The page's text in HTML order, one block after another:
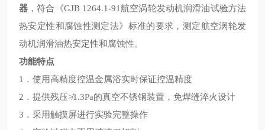
器 ，符合《GJB 1264.1-91航空涡轮发动机润滑油试验方法
热安定性和腐蚀性测定法》标准的要求，测定航空涡轮发
动机润滑油热安定性和腐蚀性。
功能特点
1．使用高精度控温金属浴实时保证控温精度
2．提供残压≯1.3Pa的真空不锈钢装置，免焊缝淬火设计
3．采用触摸屏进行实验完整操作